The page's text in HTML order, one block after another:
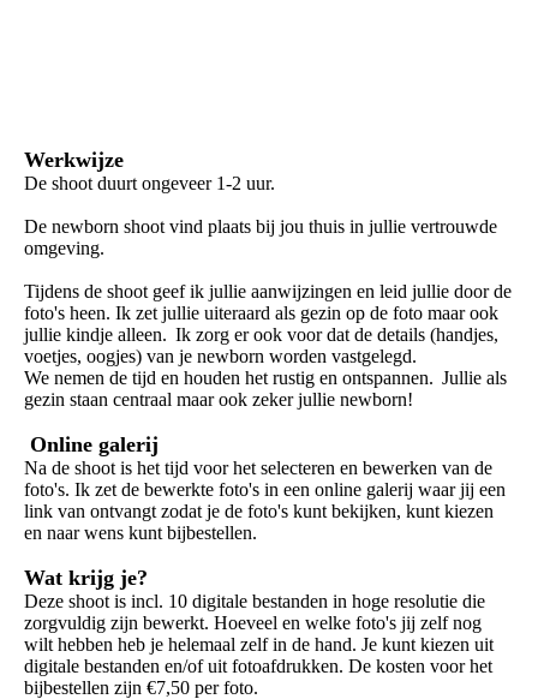
Werkwijze
De shoot duurt ongeveer 1-2 uur.
De newborn shoot vind plaats bij jou thuis in jullie vertrouwde
omgeving.
Tijdens de shoot geef ik jullie aanwijzingen en leid jullie door de
foto's heen. Ik zet jullie uiteraard als gezin op de foto maar ook
jullie kindje alleen. Ik zorg er ook voor dat de details (handjes,
voetjes, oogjes) van je newborn worden vastgelegd.
We nemen de tijd en houden het rustig en ontspannen. Jullie als
gezin staan centraal maar ook zeker jullie newborn!
Online galerij
Na de shoot is het tijd voor het selecteren en bewerken van de
foto's. Ik zet de bewerkte foto's in een online galerij waar jij een
link van ontvangt zodat je de foto's kunt bekijken, kunt kiezen
en naar wens kunt bijbestellen.
Wat krijg je?
Deze shoot is incl. 10 digitale bestanden in hoge resolutie die
zorgvuldig zijn bewerkt. Hoeveel en welke foto's jij zelf nog
wilt hebben heb je helemaal zelf in de hand. Je kunt kiezen uit
digitale bestanden en/of uit fotoafdrukken. De kosten voor het
bijbestellen zijn €7,50 per foto.